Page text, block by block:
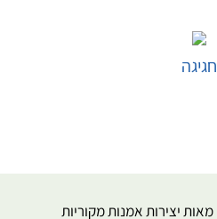
חגיגה
מאות יצירות אמנות מקוריות